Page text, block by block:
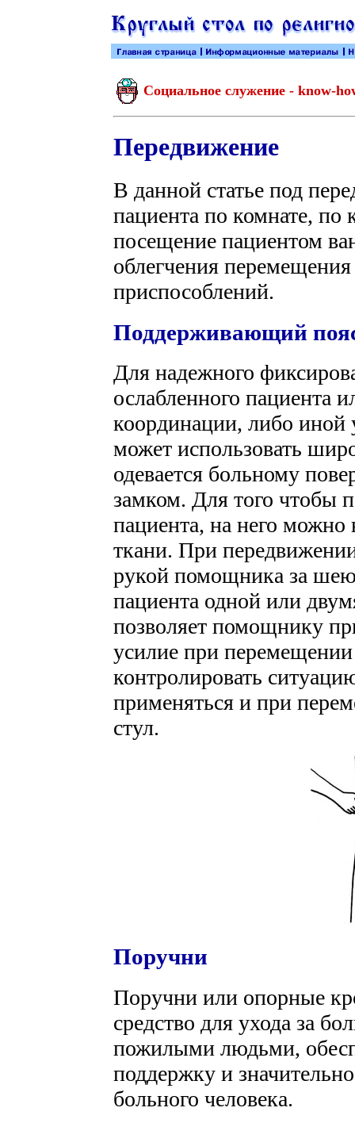
Социальное служение - know-
Передвижение
В данной статье под
пациента по комнате, по
посещение пациентом
облегчения
приспособлений.
Поддерживающий
Для надежного
ослабленного пациента
координации, либо
может использовать
одевается больному
замком. Для того чтобы
пациента, на него можно
ткани. При
рукой помощника за
пациента одной или
позволяет помощнику
усилие при
контролировать
применяться и при
стул.
Поручни
Поручни или опорные
средство для ухода за
пожилыми людьми,
поддержку и
больного человека.